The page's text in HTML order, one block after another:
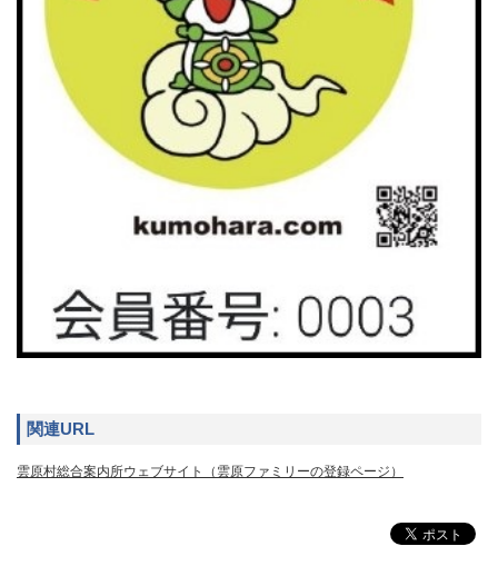
関連URL
雲原村総合案内所ウェブサイト（雲原ファミリーの登録ページ）